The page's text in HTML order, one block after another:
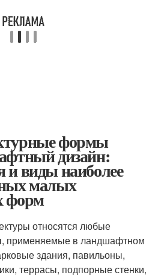
формы
дизайн:
виды наиболее
малых
форм
относятся любые
применяемые в ландшафтном
здания, павильоны,
террасы, подпорные стенки,